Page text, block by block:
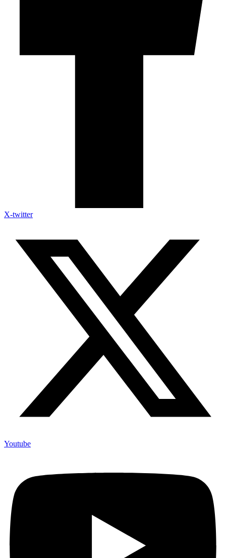
X-twitter
Youtube